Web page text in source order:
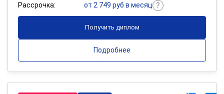
Рассрочка:
от 2 749 руб в месяц
Получить диплом
Подробнее